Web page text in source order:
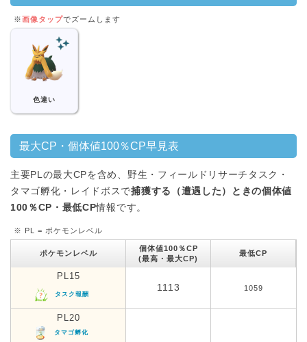
※画像タップでズームします
色違い
最大CP・個体値100％CP早見表
主要PLの最大CPを含め、野生・フィールドリサーチタスク・
タマゴ孵化・レイドボスで捕獲する（遭遇した）ときの個体値
100％CP・最低CP情報です。
※ PL = ポケモンレベル
ポケモンレベル
個体値100％CP
(最高・最大CP)
最低CP
PL15
タスク報酬
1113 1059
PL20
タマゴ孵化